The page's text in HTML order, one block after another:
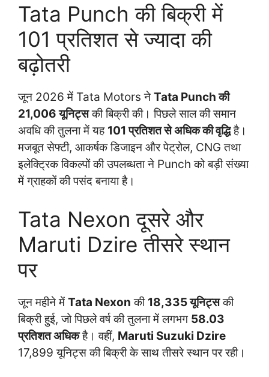
Tata Punch की बिक्री में
101 प्रतिशत से ज्यादा की
बढ़ोतरी
जून 2026 में Tata Motors ने Tata Punch की
21,006 यूनिट्सकी बिक्री की। पिछले साल की समान
अवधि की तुलना में यह 101 प्रतिशत से अधिक की वृद्धिहै।
मजबूत सेफ्टी, आकर्षक डिजाइन और पेट्रोल, CNG तथा
इलेक्ट्रिक विकल्पों की उपलब्धता ने Punch को बड़ी संख्या
में ग्राहकों की पसंद बनाया है।
Tata Nexon दूसरे और
Maruti Dzire तीसरे स्थान
पर
जून महीने में Tata Nexon की 18,335 यूनिट्सकी
बिक्री हुई, जो पिछले वर्ष की तुलना में लगभग 58.03
प्रतिशत अधिकहै। वहीं, Maruti Suzuki Dzire
17,899 यूनिट्स की बिक्री के साथ तीसरे स्थान पर रही।